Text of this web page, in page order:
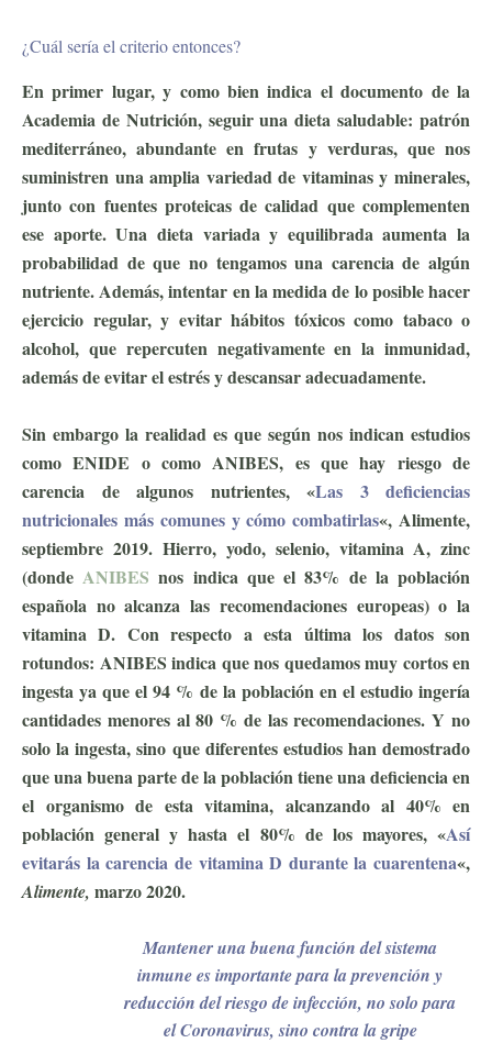
¿Cuál sería el criterio entonces?
En primer lugar, y como bien indica el documento de la
Academia de Nutrición, seguir una dieta saludable: patrón
mediterráneo, abundante en frutas y verduras, que nos
suministren una amplia variedad de vitaminas y minerales,
junto con fuentes proteicas de calidad que complementen
ese aporte. Una dieta variada y equilibrada aumenta la
probabilidad de que no tengamos una carencia de algún
nutriente. Además, intentar en la medida de lo posible hacer
ejercicio regular, y evitar hábitos tóxicos como tabaco o
alcohol, que repercuten negativamente en la inmunidad,
además de evitar el estrés y descansar adecuadamente.
Sin embargo la realidad es que según nos indican estudios
como ENIDE o como ANIBES, es que hay riesgo de
carencia de algunos nutrientes, «Las 3 deficiencias
nutricionales más comunes y cómo combatirlas«, Alimente,
septiembre 2019. Hierro, yodo, selenio, vitamina A, zinc
(dondeANIBES nos indica que el 83% de la población
española no alcanza las recomendaciones europeas) o la
vitamina D. Con respecto a esta última los datos son
rotundos: ANIBES indica que nos quedamos muy cortos en
ingesta ya que el 94 % de la población en el estudio ingería
cantidades menores al 80 % de las recomendaciones. Y no
solo la ingesta, sino que diferentes estudios han demostrado
que una buena parte de la población tiene una deficiencia en
el organismo de esta vitamina, alcanzando al 40% en
población general y hasta el 80% de los mayores, «Así
evitarás la carencia de vitamina D durante la cuarentena«,
Alimente, marzo 2020.
Mantener una buena función del sistema
inmune es importante para la prevención y
reducción del riesgo de infección, no solo para
el Coronavirus, sino contra la gripe